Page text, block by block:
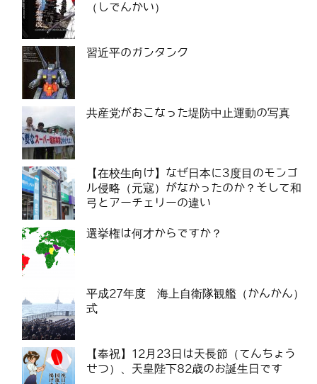
（しでんかい）
習近平のガンタンク
共産党がおこなった堤防中止運動の写真
【在校生向け】なぜ日本に3度目のモンゴ
ル侵略（元寇）がなかったのか？そして和
弓とアーチェリーの違い
選挙権は何才からですか？
平成27年度 海上自衛隊観艦（かんかん）
式
【奉祝】12月23日は天長節（てんちょう
せつ）、天皇陛下82歳のお誕生日です